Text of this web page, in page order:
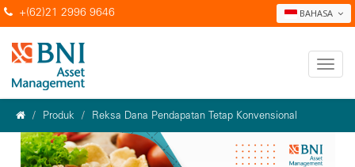
BAHASA
+(62)21 2996 9646
Produk Reksa Dana Pendapatan Tetap Konvensional